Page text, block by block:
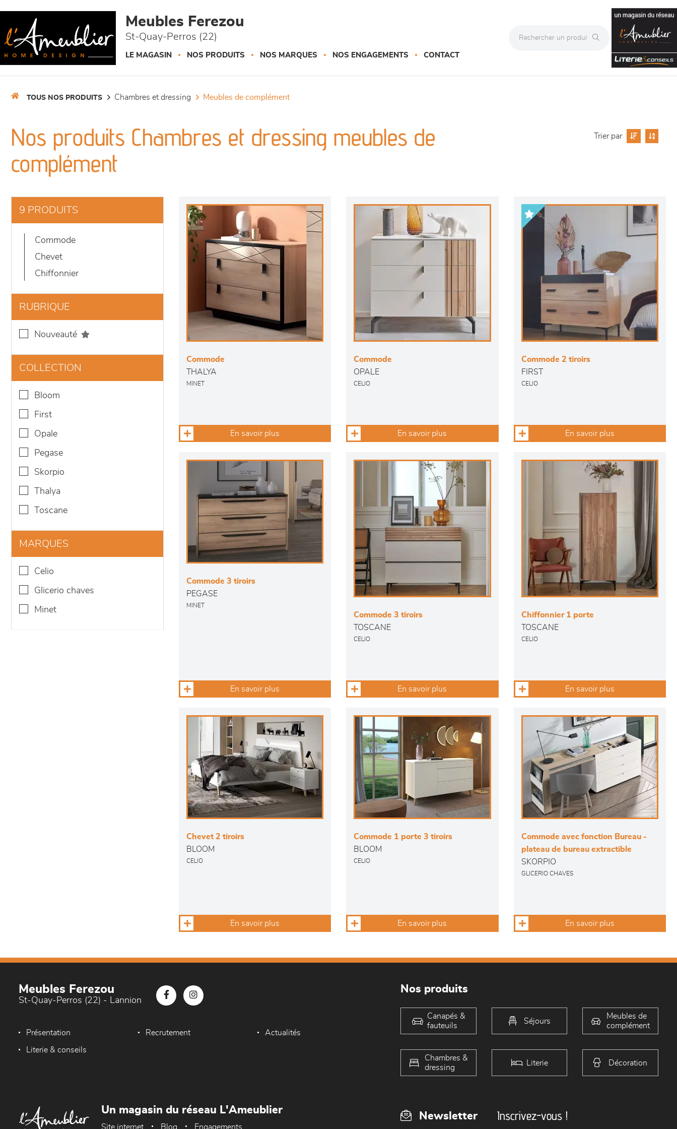
Meubles Ferezou
St-Quay-Perros (22)
LE MAGASIN NOS PRODUITS NOS MARQUES NOS ENGAGEMENTS CONTACT
TOUS NOS PRODUITS chambres et dressing meubles de complément
Nos produits Chambres et dressing meubles de
complément
Trier par
9 PRODUITS
commode
chevet
chiffonnier
RUBRIQUE
nouveauté
COLLECTION
bloom
first
opale
pegase
skorpio
thalya
toscane
MARQUES
celio
glicerio chaves
minet
Commode
THALYA
MINET
En savoir plus
Commode
OPALE
CELIO
En savoir plus
Commode 2 tiroirs
FIRST
CELIO
En savoir plus
Commode 3 tiroirs
PEGASE
MINET
En savoir plus
Commode 3 tiroirs
TOSCANE
CELIO
En savoir plus
Chiffonnier 1 porte
TOSCANE
CELIO
En savoir plus
Chevet 2 tiroirs
BLOOM
CELIO
En savoir plus
Commode 1 porte 3 tiroirs
BLOOM
CELIO
En savoir plus
Commode avec fonction Bureau -
plateau de bureau extractible
SKORPIO
GLICERIO CHAVES
En savoir plus
Meubles Ferezou
St-Quay-Perros (22) - Lannion
Présentation Recrutement Actualités
Literie & conseils
Nos produits
Canapés &
fauteuils
Séjours
Meubles de
complément
Chambres &
dressing
Literie Décoration
Newsletter Inscrivez-vous !
Un magasin du réseau L'Ameublier
Site internet Blog Engagements